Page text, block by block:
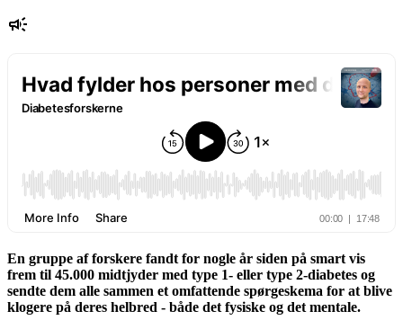
En gruppe af forskere fandt for nogle år siden på smart vis
frem til 45.000 midtjyder med type 1- eller type 2-diabetes og
sendte dem alle sammen et omfattende spørgeskema for at blive
klogere på deres helbred - både det fysiske og det mentale.